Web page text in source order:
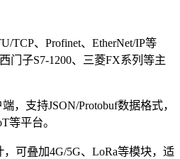
TCP、Profinet、EtherNet/IP等
门子S7-1200、三菱FX系列等主
，支持JSON/Protobuf数据格式，
等平台。
可叠加4G/5G、LoRa等模块，适